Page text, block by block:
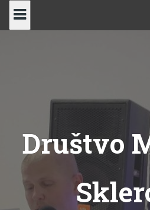
Skip
Društvo